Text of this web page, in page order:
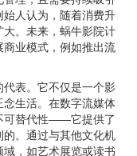
人认为，随着消费升
。未来，蜗牛影院计
业模式，例如推出流
表。它不仅是一个影
生活。在数字流媒体
可替代性——它提供了
。通过与其他文化机
，如艺术展览或读书